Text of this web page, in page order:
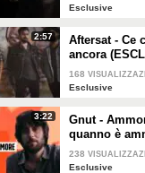
Esclusive
2:57
Aftersat - Ce
ancora
168
Esclusive
3:22
Gnut -
quanno è
(ESCLUSIVA)
238
Esclusive